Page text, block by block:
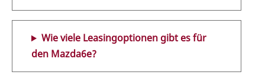
Wie viele Leasingoptionen gibt es für
den Mazda6e?